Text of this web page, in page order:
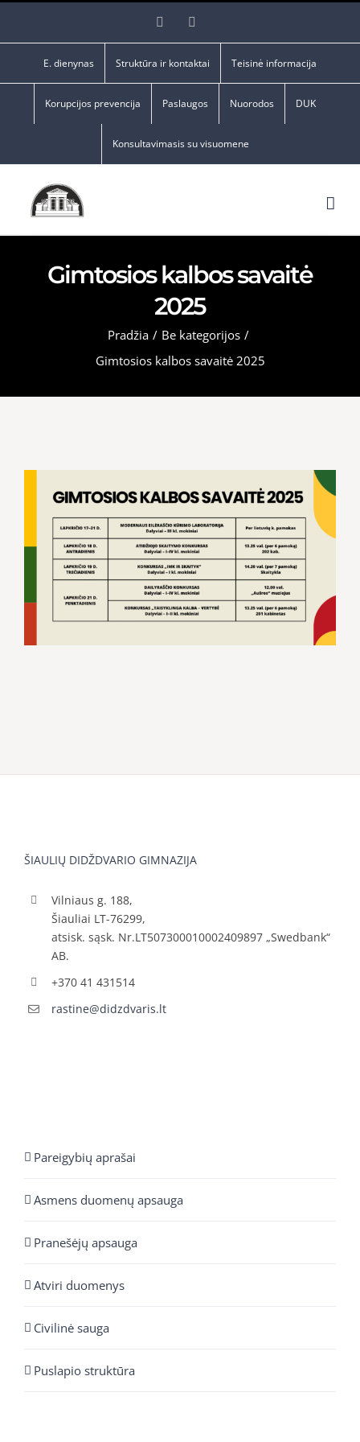
Facebook
E. dienynas Struktūra ir kontaktai Teisinė informacija
Korupcijos prevencija Paslaugos Nuorodos DUK
Konsultavimasis su visuomene
Gimtosios kalbos savaitė
2025
Pradžia / Be kategorijos /
Gimtosios kalbos savaitė 2025
ŠIAULIŲ DIDŽDVARIO GIMNAZIJA
Vilniaus g. 188,
Šiauliai LT-76299,
atsisk. sąsk. Nr.LT507300010002409897 „Swedbank“
AB.
+370 41 431514
rastine@didzdvaris.lt
Pareigybių aprašai
Asmens duomenų apsauga
Pranešėjų apsauga
Atviri duomenys
Civilinė sauga
Puslapio struktūra